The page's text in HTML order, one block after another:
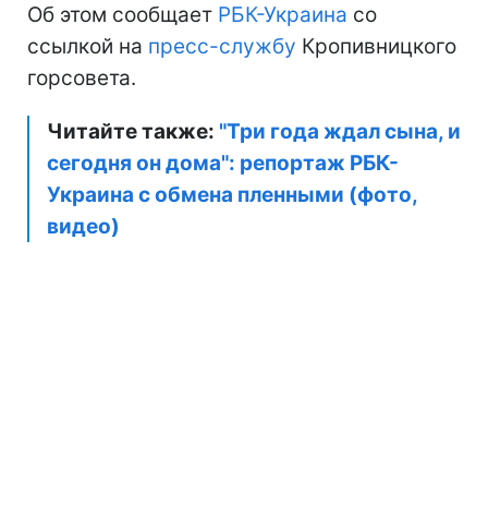
Об этом сообщает РБК-Украина со
ссылкой на пресс-службу Кропивницкого
горсовета.
Читайте также: "Три года ждал сына, и
сегодня он дома": репортаж РБК-
Украина с обмена пленными (фото,
видео)